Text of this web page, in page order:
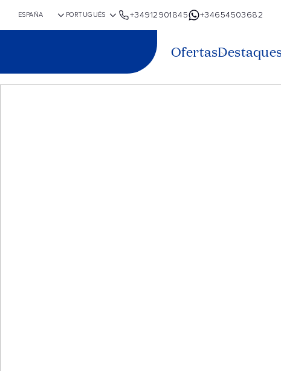
+34912901845 +34654503682
Ofertas